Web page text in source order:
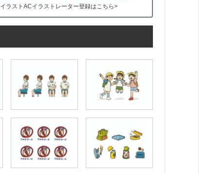
イラストACイラストレーター登録はこちら>